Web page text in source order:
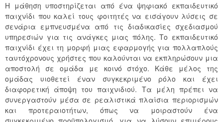
Η μάθηση υποστηρίζεται από ένα ψηφιακό εκπαιδευτικό
παιχνίδι που καλεί τους φοιτητές να εισάγουν λύσεις σε
σενάρια εμπνευσμένα από τις διαδικασίες σχεδιασμού
υπηρεσιών για τις ανάγκες μιας πόλης. Το εκπαιδευτικό
παιχνίδι έχει τη μορφή μιας εφαρμογής για πολλαπλούς
ταυτόχρονους χρήστες που καλούνται να εκπληρώσουν μια
αποστολή σε ομάδα με κοινό στόχο. Κάθε μέλος της
ομάδας υιοθετεί έναν συγκεκριμένο ρόλο και έχει
διαφορετική άποψη του παιχνιδιού. Τα μέλη πρέπει να
συνεργαστούν μέσα σε ρεαλιστικά πλαίσια περιορισμών
και προτεραιοτήτων, όπως να μοιραστούν ένα